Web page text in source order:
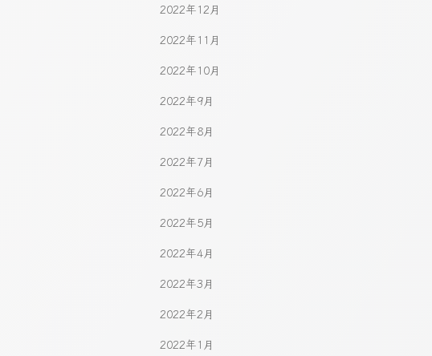
2022年12月
2022年11月
2022年10月
2022年9月
2022年8月
2022年7月
2022年6月
2022年5月
2022年4月
2022年3月
2022年2月
2022年1月